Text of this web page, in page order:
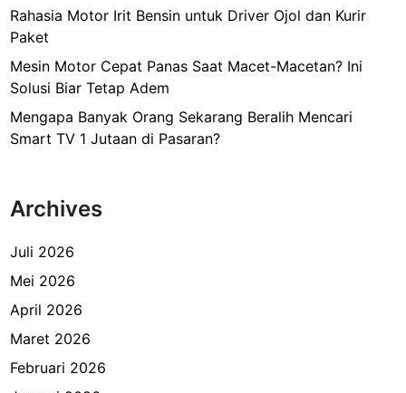
m
Rahasia Motor Irit Bensin untuk Driver Ojol dan Kurir
Paket
Mesin Motor Cepat Panas Saat Macet-Macetan? Ini
Solusi Biar Tetap Adem
Mengapa Banyak Orang Sekarang Beralih Mencari
Smart TV 1 Jutaan di Pasaran?
Archives
Juli 2026
Mei 2026
April 2026
Maret 2026
Februari 2026